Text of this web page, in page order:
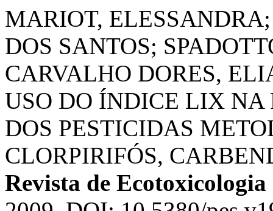
MARIOT,
DOS SANTOS;
CARVALHO DORES,
USO DO ÍNDICE LIX
DOS PESTICIDAS
CLORPIRIFÓS,
Revista de